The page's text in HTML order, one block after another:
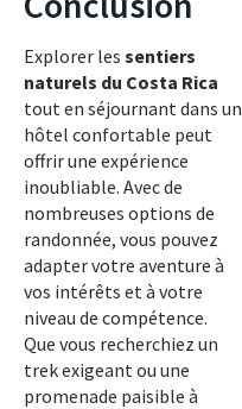
Explorer les sentiers
naturels du Costa Rica
tout en séjournant dans un
hôtel confortable peut
offrir une expérience
inoubliable. Avec de
nombreuses options de
randonnée, vous pouvez
adapter votre aventure à
vos intérêts et à votre
niveau de compétence.
Que vous recherchiez un
trek exigeant ou une
promenade paisible à